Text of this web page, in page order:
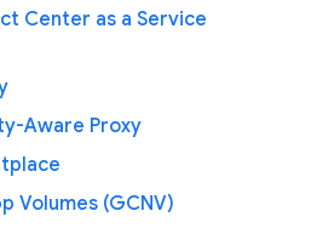
Center as a Service
Aware Proxy
Volumes (GCNV)